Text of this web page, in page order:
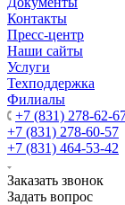
Контакты
Пресс-центр
Наши сайты
Услуги
Техподдержка
Филиалы
+7 (831) 278-62-
+7 (831) 278-60-57
+7 (831) 464-53-42
Заказать звонок
Задать вопрос